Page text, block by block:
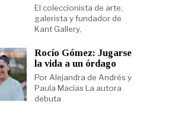
El coleccionista de arte,
galerista y fundador de
Kant Gallery,
Rocío Gómez: Jugarse
la vida a un órdago
Por Alejandra de Andrés y
Paula Macías La autora
debuta